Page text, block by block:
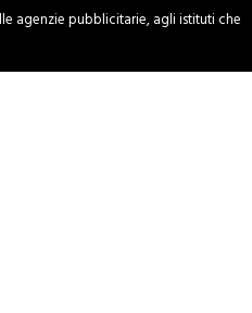
agenzie pubblicitarie, agli istituti che